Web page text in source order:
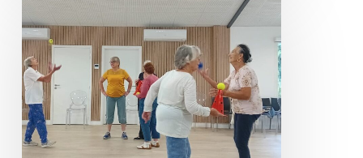
succès
pour
le
programme
de
prévention
à